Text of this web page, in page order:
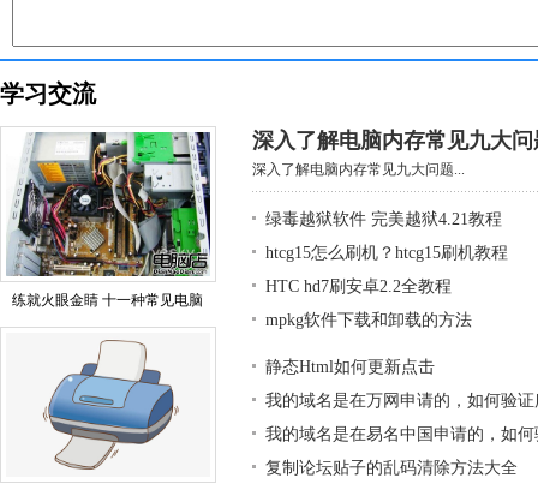
学习交流
练就火眼金睛 十一种常见电脑
深入了解电脑内存常见九大问
深入了解电脑内存常见九大问题...
绿毒越狱软件 完美越狱4.21教程
htcg15怎么刷机？htcg15刷机教程
HTC hd7刷安卓2.2全教程
mpkg软件下载和卸载的方法
静态Html如何更新点击
我的域名是在万网申请的，如何验
我的域名是在易名中国申请的，如
复制论坛贴子的乱码清除方法大全